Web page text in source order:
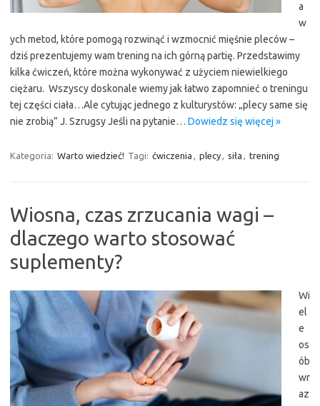
a
w
ych metod, które pomogą rozwinąć i wzmocnić mięśnie pleców –
dziś prezentujemy wam trening na ich górną partię. Przedstawimy
kilka ćwiczeń, które można wykonywać z użyciem niewielkiego
ciężaru. Wszyscy doskonale wiemy jak łatwo zapomnieć o treningu
tej części ciała…Ale cytując jednego z kulturystów: „plecy same się
nie zrobią” J. Szrugsy Jeśli na pytanie… Dowiedz się więcej »
Kategoria: Warto wiedzieć! Tagi: ćwiczenia , plecy, siła , trening
Wiosna, czas zrzucania wagi –
dlaczego warto stosować
suplementy?
Wi
el
e
os
ób
wr
az